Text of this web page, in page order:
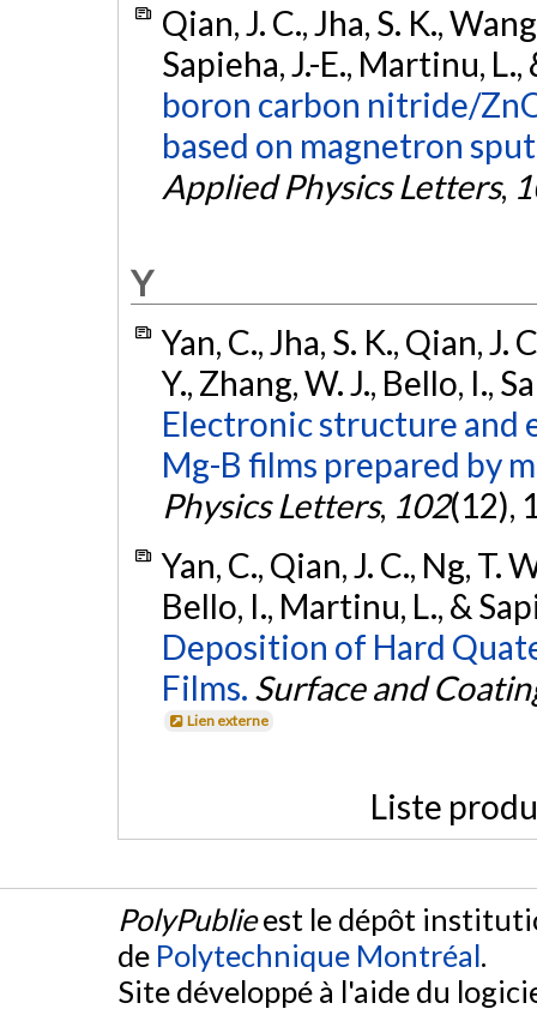
Qian, J. C., Jha, S. K.,
Sapieha, J.-E., Martinu,
boron carbon nitride/
based on magnetron
Applied Physics Letters,
Y
Yan, C., Jha, S. K., Qian, J.
Y., Zhang, W. J., Bello, I.,
Electronic structure and
Mg-B films prepared by
Physics Letters, 102(12),
Yan, C., Qian, J. C., Ng, T.
Bello, I., Martinu, L., &
Deposition of Hard
Films. Surface and
Lien externe
Liste
PolyPublieest le dépôt
de Polytechnique Montréal.
Site développé à l'aide du